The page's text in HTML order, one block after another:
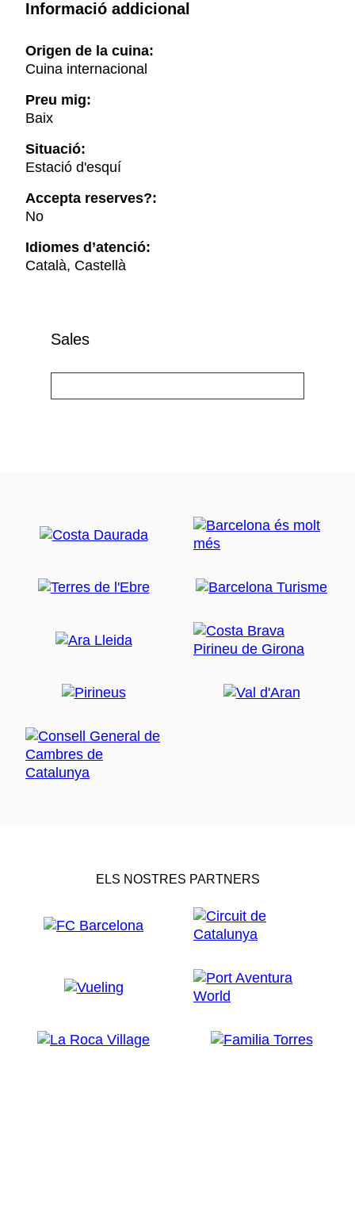
Informació addicional
Origen de la cuina:
Cuina internacional
Preu mig:
Baix
Situació:
Estació d'esquí
Accepta reserves?:
No
Idiomes d’atenció:
Català, Castellà
Sales
ELS NOSTRES PARTNERS